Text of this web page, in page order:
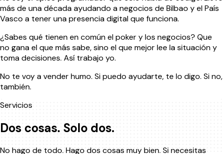
más de una década ayudando a negocios de Bilbao y el País
Vasco a tener una presencia digital que funciona.
¿Sabes qué tienen en común el poker y los negocios? Que
no gana el que más sabe, sino el que mejor lee la situación y
toma decisiones. Así trabajo yo.
No te voy a vender humo. Si puedo ayudarte, te lo digo. Si no,
también.
Servicios
Dos cosas. Solo dos.
No hago de todo. Hago dos cosas muy bien. Si necesitas